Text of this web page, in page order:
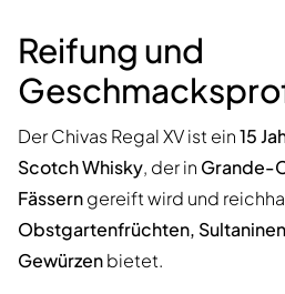
Reifung und
Der Chivas Regal XV ist ein15
Scotch Whisky, der in Grande-
Fässerngereift wird und
Obstgartenfrüchten,
Gewürzenbietet.